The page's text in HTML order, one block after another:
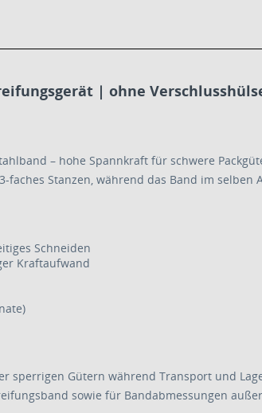
| ohne
– hohe Spannkraft für schwere
Stanzen, während das Band im selben
Schneiden
Kraftaufwand
sperrigen Gütern während Transport und
sowie für Bandabmessungen